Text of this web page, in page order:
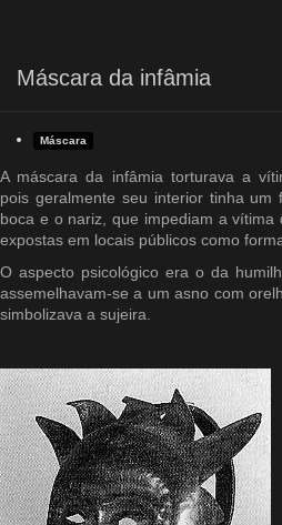
Máscara da infâmia
Máscara
A máscara da infâmia torturava a
pois geralmente seu interior tinha um
boca e o nariz, que impediam a
expostas em locais públicos como
O aspecto psicológico era o da
assemelhavam-se a um asno com
simbolizava a sujeira.